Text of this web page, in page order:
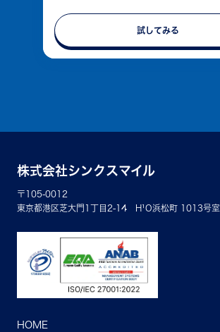
試してみる
株式会社シンクスマイル
〒105-0012
東京都港区芝大門1丁目2-14 H¹O浜松町 1013号室
HOME